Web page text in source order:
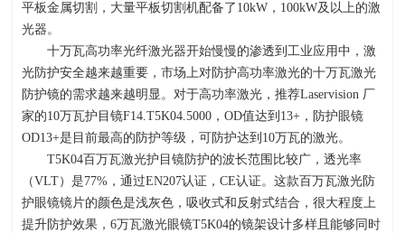
平板金属切割，大量平板切割机配备了 10kW ， 100kW及以上的激
光器。
十万瓦高功率光纤激光器开始慢慢的渗透到工业应用中，激
光防护安全越来越重要，市场上对防护高功率激光的十万瓦激光
防护镜的需求越来越明显。对于高功率激光，推荐Laservision 厂
家的10万瓦护目镜F14.T5K04.5000，OD值达到 13+ ，防护眼镜
OD13+是目前最高的防护等级，可防护达到 10万瓦的激光。
T5K04百万瓦激光护目镜防护的波长范围比较广，透光率
（VLT）是77% ，通过EN207认证，CE认证。这款百万瓦激光防
护眼镜镜片的颜色是浅灰色，吸收式和反射式结合，很大程度上
提升防护效果，6万瓦激光眼镜T5K04的镜架设计多样且能够同时